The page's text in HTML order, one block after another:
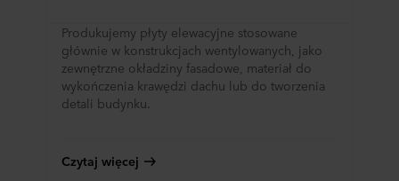
Produkujemy płyty elewacyjne stosowane
głównie w konstrukcjach wentylowanych, jako
zewnętrzne okładziny fasadowe, materiał do
wykończenia krawędzi dachu lub do tworzenia
detali budynku.
Czytaj więcej